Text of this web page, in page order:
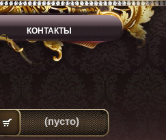
КОНТАКТЫ
(пусто)